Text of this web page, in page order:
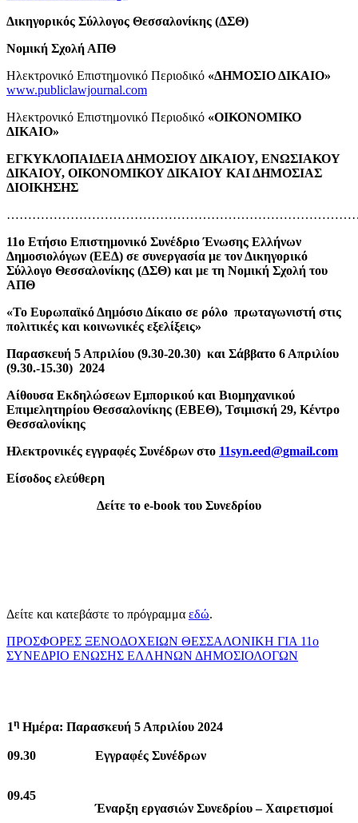
Δικηγορικός Σύλλογος Θεσσαλονίκης (ΔΣΘ)
Νομική Σχολή ΑΠΘ
Ηλεκτρονικό Επιστημονικό Περιοδικό «ΔΗΜΟΣΙΟ ΔΙΚΑΙΟ»
www.publiclawjournal.com
Ηλεκτρονικό Επιστημονικό Περιοδικό «ΟΙΚΟΝΟΜΙΚΟ
ΔΙΚΑΙΟ»
ΕΓΚΥΚΛΟΠΑΙΔΕΙΑ ΔΗΜΟΣΙΟΥ ΔΙΚΑΙΟΥ, ΕΝΩΣΙΑΚΟΥ
ΔΙΚΑΙΟΥ, ΟΙΚΟΝΟΜΙΚΟΥ ΔΙΚΑΙΟΥ ΚΑΙ ΔΗΜΟΣΙΑΣ
ΔΙΟΙΚΗΣΗΣ
11o Ετήσιο Επιστημονικό Συνέδριο Ένωσης Ελλήνων
Δημοσιολόγων (ΕΕΔ) σε συνεργασία με τον Δικηγορικό
Σύλλογο Θεσσαλονίκης (ΔΣΘ) και με τη Νομική Σχολή του
ΑΠΘ
«Το Ευρωπαϊκό Δημόσιο Δίκαιο σε ρόλο πρωταγωνιστή στις
πολιτικές και κοινωνικές εξελίξεις»
Παρασκευή 5 Απριλίου (9.30-20.30) και Σάββατο 6 Απριλίου
(9.30.-15.30) 2024
Αίθουσα Εκδηλώσεων Εμπορικού και Βιομηχανικού
Επιμελητηρίου Θεσσαλονίκης (ΕΒΕΘ), Τσιμισκή 29, Κέντρο
Θεσσαλονίκης
Ηλεκτρονικές εγγραφές Συνέδρων στο 11syn.eed@gmail.com
Είσοδος ελεύθερη
Δείτε το e-book του Συνεδρίου
Δείτε και κατεβάστε το πρόγραμμα εδώ.
ΠΡΟΣΦΟΡΕΣ ΞΕΝΟΔΟΧΕΙΩΝ ΘΕΣΣΑΛΟΝΙΚΗ ΓΙΑ 11o
ΣΥΝΕΔΡΙΟ ΕΝΩΣΗΣ ΕΛΛΗΝΩΝ ΔΗΜΟΣΙΟΛΟΓΩΝ
1η Ημέρα: Παρασκευή 5 Απριλίου 2024
09.30 Εγγραφές Συνέδρων
09.45
Έναρξη εργασιών Συνεδρίου – Χαιρετισμοί